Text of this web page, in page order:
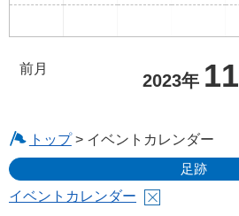
前月
2023年 11
トップ> イベントカレンダー
足跡
イベントカレンダー